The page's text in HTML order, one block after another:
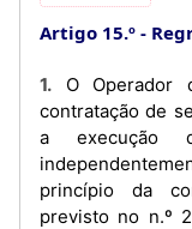
Artigo 15.º
1. O Operador deve, em todas as situações de
contratação de
a execução
princípio da
previsto no n.º